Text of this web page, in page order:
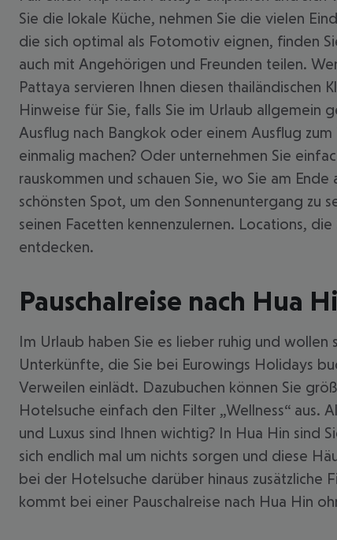
Sie die lokale Küche, nehmen Sie die vielen
die sich optimal als Fotomotiv eignen, finden
auch mit Angehörigen und Freunden teilen.
Pattaya servieren Ihnen diesen thailändischen
Hinweise für Sie, falls Sie im Urlaub allgemein
Ausflug nach Bangkok oder einem Ausflug
einmalig machen? Oder unternehmen Sie
rauskommen und schauen Sie, wo Sie am
schönsten Spot, um den Sonnenuntergang zu
seinen Facetten kennenzulernen. Locations,
entdecken.
Pauschalreise nach Hua
Im Urlaub haben Sie es lieber ruhig und
Unterkünfte, die Sie bei Eurowings Holidays
Verweilen einlädt. Dazubuchen können Sie
Hotelsuche einfach den Filter „Wellness“
und Luxus sind Ihnen wichtig? In Hua Hin sind
sich endlich mal um nichts sorgen und diese
bei der Hotelsuche darüber hinaus zusätzliche
kommt bei einer Pauschalreise nach Hua Hin